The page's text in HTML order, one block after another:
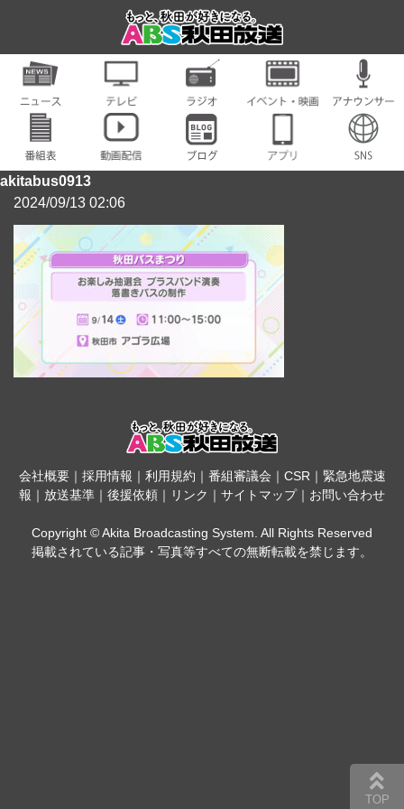
akitabus0913
2024/09/13 02:06
会社概要｜ 採用情報 ｜ 利用規約 ｜ 番組審議会 ｜ CSR｜ 緊急地震速
報 ｜ 放送基準 ｜ 後援依頼 ｜ リンク ｜ サイトマップ｜ お問い合わせ
Copyright © Akita Broadcasting System. All Rights Reserved
掲載されている記事・写真等すべての無断転載を禁じます。